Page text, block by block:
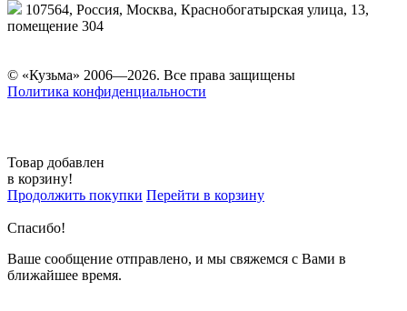
107564, Россия, Москва, Краснобогатырская улица, 13,
помещение 304
© «Кузьма» 2006—2026. Все права защищены
Политика конфиденциальности
Товар добавлен
в корзину!
Продолжить покупки Перейти в корзину
Спасибо!
Ваше сообщение отправлено, и мы свяжемся с Вами в
ближайшее время.